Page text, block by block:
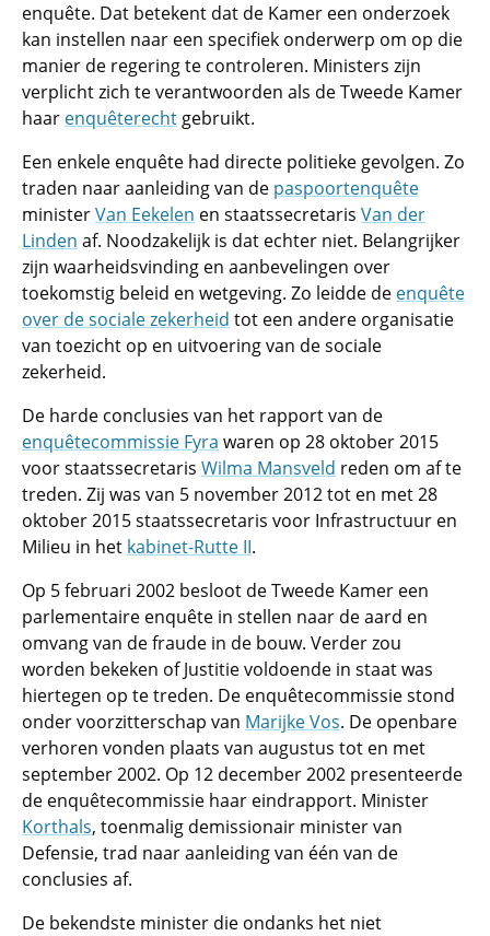
enquête. Dat betekent dat de Kamer een onderzoek
kan instellen naar een specifiek onderwerp om op die
manier de regering te controleren. Ministers zijn
verplicht zich te verantwoorden als de Tweede Kamer
haar enquêterecht gebruikt.
Een enkele enquête had directe politieke gevolgen. Zo
traden naar aanleiding van de paspoortenquête
ministerVan Eekelen en staatssecretaris Van der
Linden af. Noodzakelijk is dat echter niet. Belangrijker
zijn waarheidsvinding en aanbevelingen over
toekomstig beleid en wetgeving. Zo leidde de enquête
over de sociale zekerheid tot een andere organisatie
van toezicht op en uitvoering van de sociale
zekerheid.
De harde conclusies van het rapport van de
enquêtecommissie Fyra waren op 28 oktober 2015
voor staatssecretaris Wilma Mansveld reden om af te
treden. Zij was van 5 november 2012 tot en met 28
oktober 2015 staatssecretaris voor Infrastructuur en
Milieu in het kabinet-Rutte II.
Op 5 februari 2002 besloot de Tweede Kamer een
parlementaire enquête in stellen naar de aard en
omvang van de fraude in de bouw. Verder zou
worden bekeken of Justitie voldoende in staat was
hiertegen op te treden. De enquêtecommissie stond
onder voorzitterschap van Marijke Vos. De openbare
verhoren vonden plaats van augustus tot en met
september 2002. Op 12 december 2002 presenteerde
de enquêtecommissie haar eindrapport. Minister
Korthals, toenmalig demissionair minister van
Defensie, trad naar aanleiding van één van de
conclusies af.
De bekendste minister die ondanks het niet